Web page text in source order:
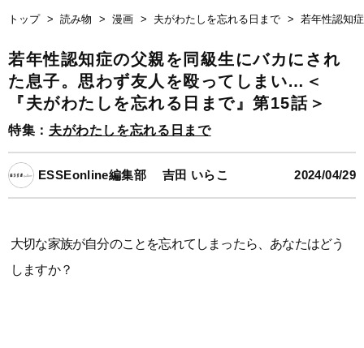
トップ 読み物 漫画 夫がわたしを忘れる日まで 若年性認知
若年性認知症の父親を同級生にバカにされ
た息子。思わず友人を殴ってしまい…＜
『夫がわたしを忘れる日まで』第15話＞
特集： 夫がわたしを忘れる日まで
ESSEonline編集部 吉田 いらこ 2024/04/29
大切な家族が自分のことを忘れてしまったら、あなたはどう
しますか？